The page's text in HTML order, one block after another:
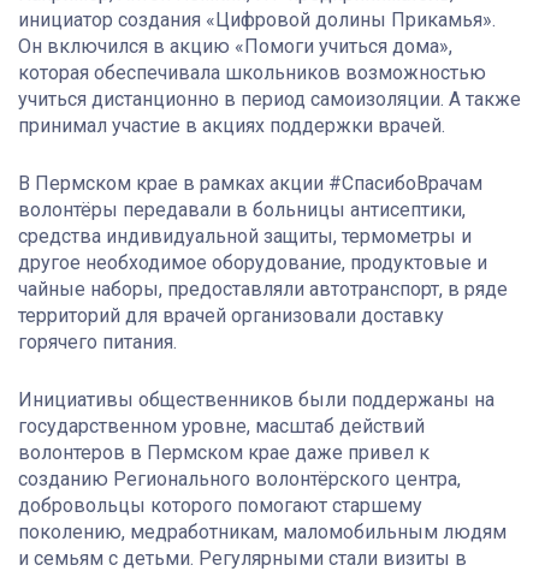
инициатор создания «Цифровой долины Прикамья».
Он включился в акцию «Помоги учиться дома»,
которая обеспечивала школьников возможностью
учиться дистанционно в период самоизоляции. А также
принимал участие в акциях поддержки врачей.
В Пермском крае в рамках акции #СпасибоВрачам
волонтёры передавали в больницы антисептики,
средства индивидуальной защиты, термометры и
другое необходимое оборудование, продуктовые и
чайные наборы, предоставляли автотранспорт, в ряде
территорий для врачей организовали доставку
горячего питания.
Инициативы общественников были поддержаны на
государственном уровне, масштаб действий
волонтеров в Пермском крае даже привел к
созданию Регионального волонтёрского центра,
добровольцы которого помогают старшему
поколению, медработникам, маломобильным людям
и семьям с детьми. Регулярными стали визиты в